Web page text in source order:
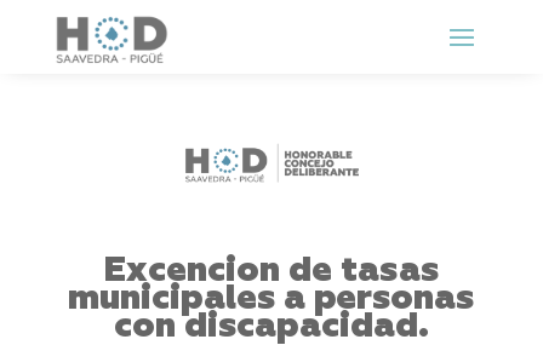
Excencion de tasas
municipales a personas
con discapacidad.